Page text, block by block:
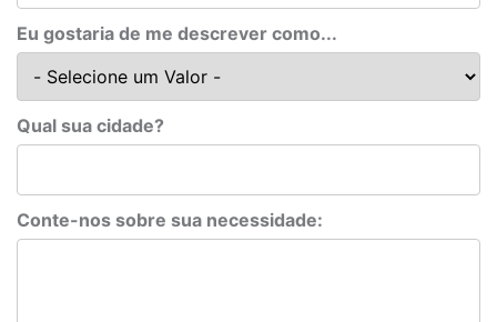
Eu gostaria de me descrever como...
Qual sua cidade?
Conte-nos sobre sua necessidade: